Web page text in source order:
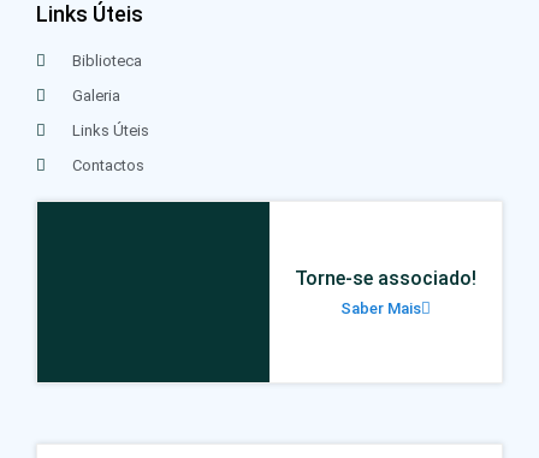
Links Úteis
Biblioteca
Galeria
Links Úteis
Contactos
Torne-se associado!
Saber Mais